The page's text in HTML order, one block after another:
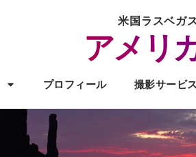
米国ラスベガ
アメリ
プロフィール 撮影サービス